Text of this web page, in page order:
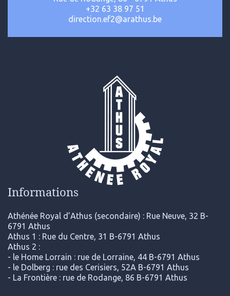
+32 63 38 97 51
direction.ef2@arathus.be
Informations
Athénée Royal d’Athus (secondaire) : Rue Neuve, 32 B-
6791 Athus
Athus 1 : Rue du Centre, 31 B-6791 Athus
Athus 2 :
- le Home Lorrain : rue de Lorraine, 44 B-6791 Athus
- le Dolberg : rue des Cerisiers, 52A B-6791 Athus
- La Frontière : rue de Rodange, 86 B-6791 Athus